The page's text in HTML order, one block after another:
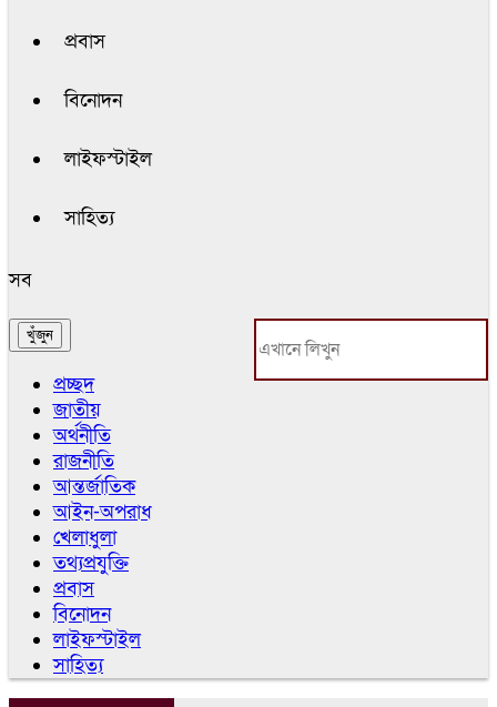
প্রবাস
বিনোদন
লাইফস্টাইল
সাহিত্য
সব
প্রচ্ছদ
জাতীয়
অর্থনীতি
রাজনীতি
আন্তর্জাতিক
আইন-অপরাধ
খেলাধুলা
তথ্যপ্রযুক্তি
প্রবাস
বিনোদন
লাইফস্টাইল
সাহিত্য